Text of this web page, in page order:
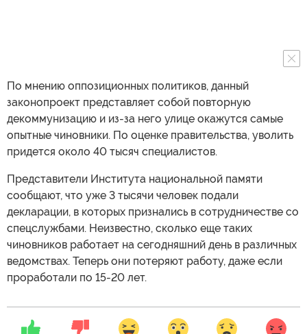
По мнению оппозиционных политиков, данный
законопроект представляет собой повторную
декоммунизацию и из-за него улице окажутся самые
опытные чиновники. По оценке правительства, уволить
придется около 40 тысяч специалистов.
Представители Института национальной памяти
сообщают, что уже 3 тысячи человек подали
декларации, в которых признались в сотрудничестве со
спецслужбами. Неизвестно, сколько еще таких
чиновников работает на сегодняшний день в различных
ведомствах. Теперь они потеряют работу, даже если
проработали по 15-20 лет.